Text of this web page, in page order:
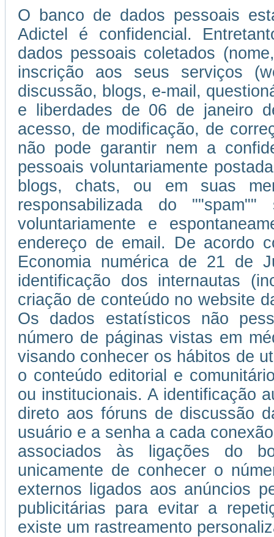
O banco de dados pessoais
Adictel é confidencial.
dados pessoais coletados
inscrição aos seus serviços
discussão, blogs, e-mail,
e liberdades de 06 de janeiro
acesso, de modificação, de
não pode garantir nem a
pessoais voluntariamente
blogs, chats, ou em suas
responsabilizada do
voluntariamente e
endereço de email. De acordo
Economia numérica de 21 de
identificação dos internautas
criação de conteúdo no website
Os dados estatísticos não
número de páginas vistas em
visando conhecer os hábitos de
o conteúdo editorial e
ou institucionais. A identificação
direto aos fóruns de discussão
usuário e a senha a cada
associados às ligações do
unicamente de conhecer o
externos ligados aos anúncios
publicitárias para evitar a
existe um rastreamento